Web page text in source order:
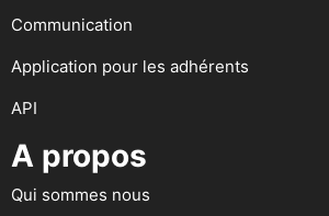
Communication
Application pour les adhérents
API
A propos
Qui sommes nous